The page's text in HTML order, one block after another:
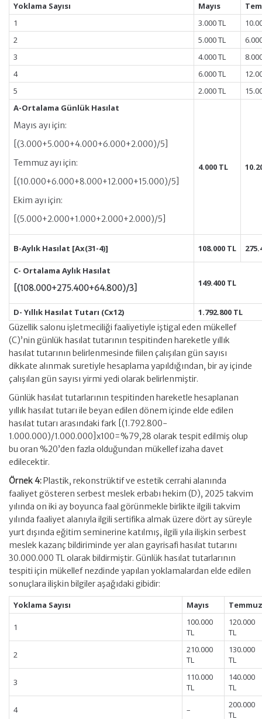
Yoklama Sayısı
Mayıs
1
3.000 TL
2
5.000 TL
3
4.000 TL
4
6.000 TL
5
2.000 TL
A-Ortalama Günlük Hasılat
Mayıs ayı için:
[(3.000+5.000+4.000+6.000+2.000)/5]
Temmuz ayı için:
[(10.000+6.000+8.000+12.000+15.000)/5]
Ekim ayı için:
[(5.000+2.000+1.000+2.000+2.000)/5]
4.000 TL
B-Aylık Hasılat [Ax(31-4)] 108.000 TL
C- Ortalama Aylık Hasılat
[(108.000+275.400+64.800)/3]
149.400 TL
D- Yıllık Hasılat Tutarı (Cx12)
1.792.800 TL
Güzellik salonu işletmeciliği faaliyetiyle iştigal eden mükellef
(C)’nin günlük hasılat tutarının tespitinden hareketle yıllık
hasılat tutarının belirlenmesinde fiilen çalışılan gün sayısı
dikkate alınmak suretiyle hesaplama yapıldığından, bir ay içinde
çalışılan gün sayısı yirmi yedi olarak belirlenmiştir.
Günlük hasılat tutarlarının tespitinden hareketle hesaplanan
yıllık hasılat tutarı ile beyan edilen dönem içinde elde edilen
hasılat tutarı arasındaki fark [(1.792.800-
1.000.000)/1.000.000]x100=%79,28 olarak tespit edilmiş olup
bu oran %20’den fazla olduğundan mükellef izaha davet
edilecektir.
Örnek 4:Plastik, rekonstrüktif ve estetik cerrahi alanında
faaliyet gösteren serbest meslek erbabı hekim (D), 2025 takvim
yılında on iki ay boyunca faal görünmekle birlikte ilgili takvim
yılında faaliyet alanıyla ilgili sertifika almak üzere dört ay süreyle
yurt dışında eğitim seminerine katılmış, ilgili yıla ilişkin serbest
meslek kazanç bildiriminde yer alan gayrisafi hasılat tutarını
30.000.000 TL olarak bildirmiştir. Günlük hasılat tutarlarının
tespiti için mükellef nezdinde yapılan yoklamalardan elde edilen
sonuçlara ilişkin bilgiler aşağıdaki gibidir:
Yoklama Sayısı
Mayıs Temmuz
1
100.000
TL
120.000
TL
2
210.000
TL
130.000
TL
3
110.000
TL
140.000
TL
4 –
200.000
TL